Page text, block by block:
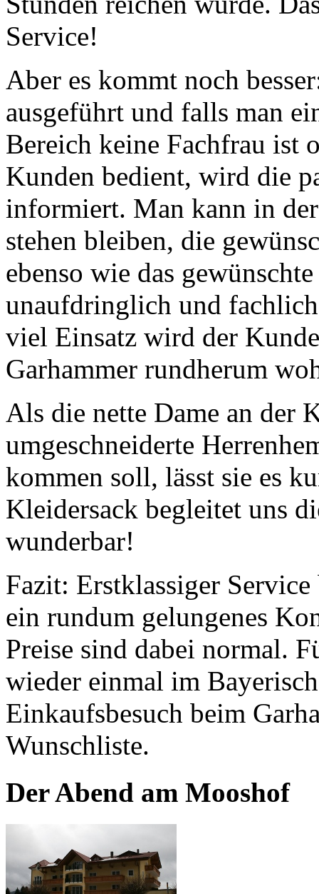
Service!
Aber es kommt noch
ausgeführt und falls man
Bereich keine Fachfrau ist
Kunden bedient, wird die
informiert. Man kann in
stehen bleiben, die
ebenso wie das
unaufdringlich und
viel Einsatz wird der
Garhammer rundherum
Als die nette Dame an der
umgeschneiderte
kommen soll, lässt sie es
Kleidersack begleitet uns
wunderbar!
Fazit: Erstklassiger
ein rundum gelungenes
Preise sind dabei normal.
wieder einmal im
Einkaufsbesuch beim
Wunschliste.
Der Abend am Mooshof